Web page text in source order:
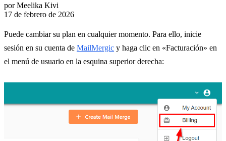
por Meelika Kivi
17 de febrero de 2026
Puede cambiar su plan en cualquier momento. Para ello, inicie
sesión en su cuenta de MailMergic y haga clic en «Facturación» en
el menú de usuario en la esquina superior derecha: